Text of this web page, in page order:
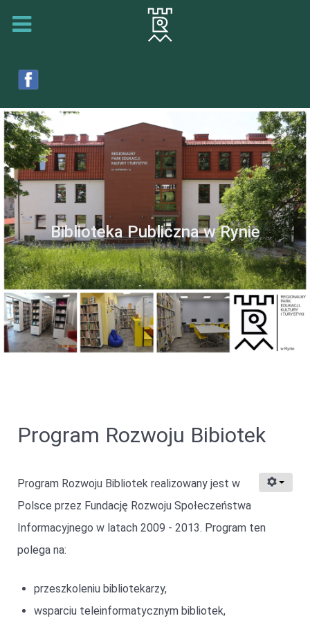
Biblioteka Publiczna w Rynie
Program Rozwoju Bibiotek
Program Rozwoju Bibliotek realizowany jest w
Polsce przez Fundację Rozwoju Społeczeństwa
Informacyjnego w latach 2009 - 2013. Program ten
polega na:
przeszkoleniu bibliotekarzy,
wsparciu teleinformatycznym bibliotek,